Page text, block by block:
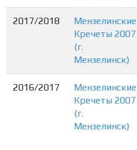
2017/2018
Мензелинские
Кречеты 2007
(г.
Мензелинск)
2016/2017
Мензелинские
Кречеты 2007
(г.
Мензелинск)